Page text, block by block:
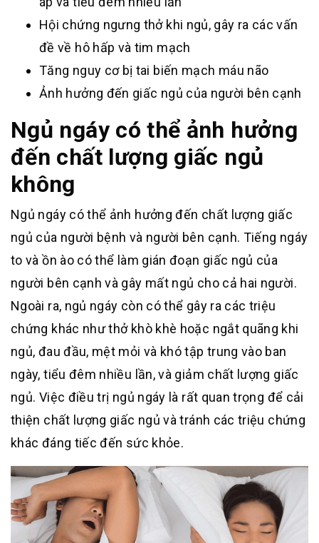
Hội chứng ngưng thở khi ngủ, gây ra các vấn
đề về hô hấp và tim mạch
Tăng nguy cơ bị tai biến mạch máu não
Ảnh hưởng đến giấc ngủ của người bên cạnh
Ngủ ngáy có thể ảnh hưởng
đến chất lượng giấc ngủ
không
Ngủ ngáy có thể ảnh hưởng đến chất lượng giấc
ngủ của người bệnh và người bên cạnh. Tiếng ngáy
to và ồn ào có thể làm gián đoạn giấc ngủ của
người bên cạnh và gây mất ngủ cho cả hai người.
Ngoài ra, ngủ ngáy còn có thể gây ra các triệu
chứng khác như thở khò khè hoặc ngắt quãng khi
ngủ, đau đầu, mệt mỏi và khó tập trung vào ban
ngày, tiểu đêm nhiều lần, và giảm chất lượng giấc
ngủ. Việc điều trị ngủ ngáy là rất quan trọng để cải
thiện chất lượng giấc ngủ và tránh các triệu chứng
khác đáng tiếc đến sức khỏe.